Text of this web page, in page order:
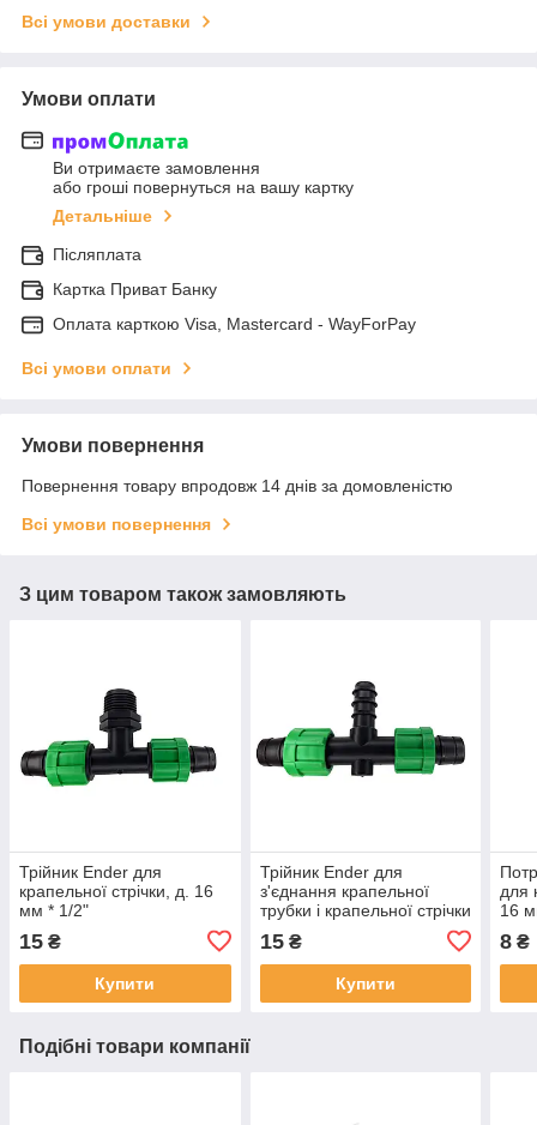
Всі умови доставки
Умови оплати
Ви отримаєте замовлення
або гроші повернуться на вашу картку
Детальніше
Післяплата
Картка Приват Банку
Оплата карткою Visa, Mastercard - WayForPay
Всі умови оплати
Умови повернення
Повернення товару впродовж 14 днів за домовленістю
Всі умови повернення
З цим товаром також замовляють
Трійник Ender для
крапельної стрічки, д. 16
мм * 1/2"
15 ₴
Купити
Трійник Ender для
з'єднання крапельної
трубки і крапельної стрічки
15₴
Купити
для
16
8 ₴
Подібні товари компанії